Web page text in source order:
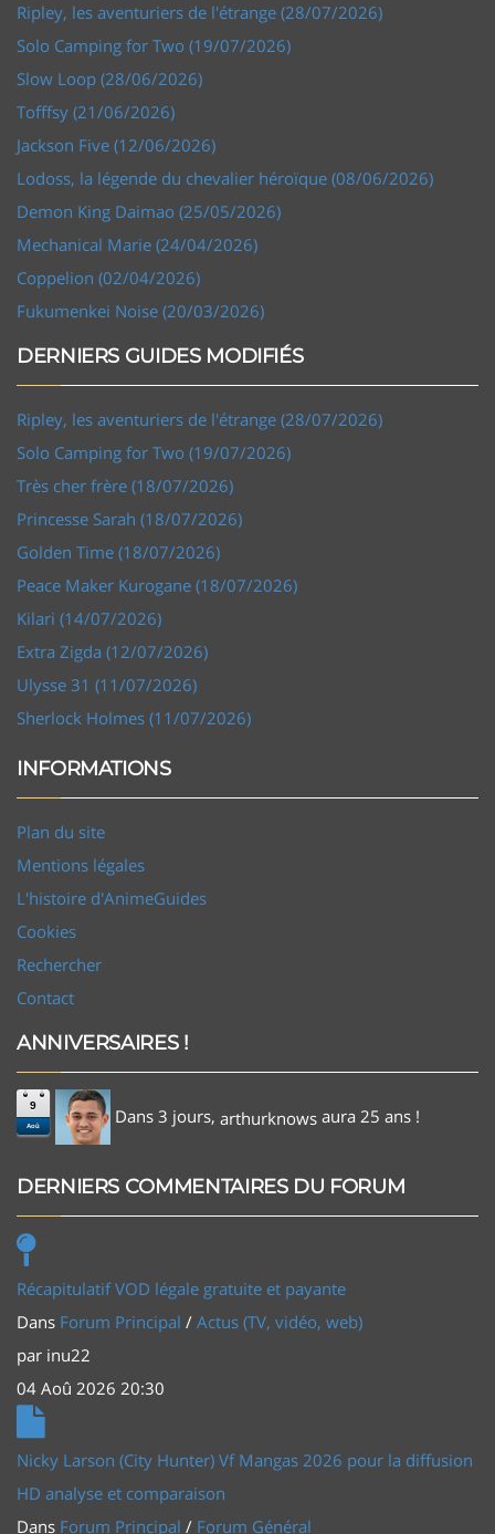
Ripley, les aventuriers de l'étrange (28/07/2026)
Solo Camping for Two (19/07/2026)
Slow Loop (28/06/2026)
Tofffsy (21/06/2026)
Jackson Five (12/06/2026)
Lodoss, la légende du chevalier héroïque (08/06/2026)
Demon King Daimao (25/05/2026)
Mechanical Marie (24/04/2026)
Coppelion (02/04/2026)
Fukumenkei Noise (20/03/2026)
DERNIERS GUIDES MODIFIÉS
Ripley, les aventuriers de l'étrange (28/07/2026)
Solo Camping for Two (19/07/2026)
Très cher frère (18/07/2026)
Princesse Sarah (18/07/2026)
Golden Time (18/07/2026)
Peace Maker Kurogane (18/07/2026)
Kilari (14/07/2026)
Extra Zigda (12/07/2026)
Ulysse 31 (11/07/2026)
Sherlock Holmes (11/07/2026)
INFORMATIONS
Plan du site
Mentions légales
L'histoire d'AnimeGuides
Cookies
Rechercher
Contact
ANNIVERSAIRES !
9
Aoû Dans 3 jours, arthurknows aura 25 ans !
DERNIERS COMMENTAIRES DU FORUM
Récapitulatif VOD légale gratuite et payante
Dans Forum Principal / Actus (TV, vidéo, web)
par inu22
04 Aoû 2026 20:30
Nicky Larson (City Hunter) Vf Mangas 2026 pour la diffusion
HD analyse et comparaison
Dans Forum Principal / Forum Général